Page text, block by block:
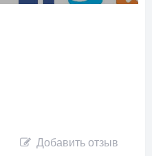
Добавить отзыв